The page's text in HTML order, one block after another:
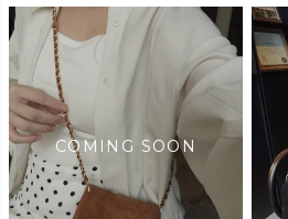
〜
在庫なし商品
表示する